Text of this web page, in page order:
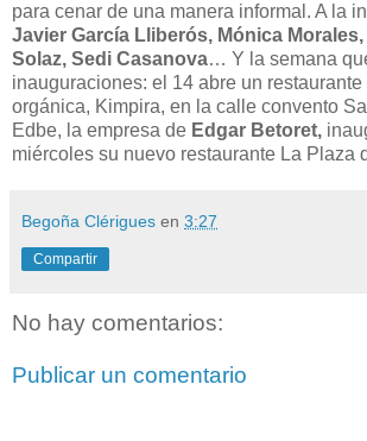
para cenar de una manera informal. A la
Javier García Lliberós, Mónica
Solaz, Sedi Casanova… Y la semana
inauguraciones: el 14 abre un restaurante
orgánica, Kimpira, en la calle convento
Edbe, la empresa de Edgar Betoret,
miércoles su nuevo restaurante La Plaza
Begoña Clérigues en 3:27
Compartir
No hay comentarios:
Publicar un comentario